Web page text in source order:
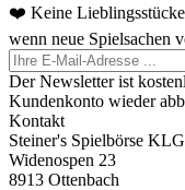
❤️ Keine Lieblingsstücke
wenn neue Spielsachen
Der Newsletter ist
Kundenkonto wieder
Kontakt
Steiner's Spielbörse KLG
Widenospen 23
8913 Ottenbach